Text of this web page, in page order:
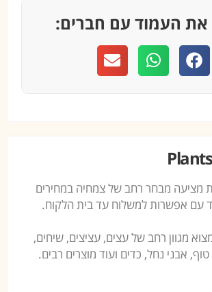
העמוד עם חברים:
מציעה מבחר רחב של צמחיה במחירים
עם אפשרות למשלוח עד בית הלקוח.
מגוון רחב של עצים, עציצים, שיחים,
אבני נחל, כדים ועוד מוצרים רבים.